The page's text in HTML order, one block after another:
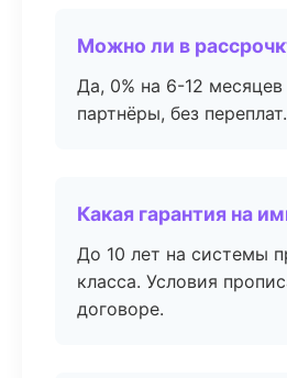
Можно ли в
Да, 0% на 6-12
партнёры, без переплат.
Какая гарантия на
До 10 лет на системы
класса. Условия
договоре.